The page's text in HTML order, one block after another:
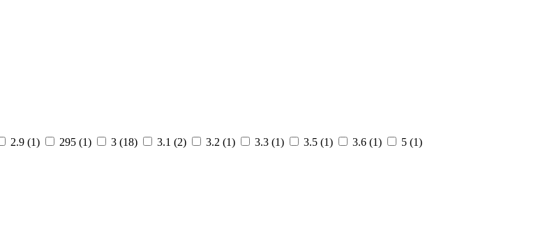
2.9 (1) 295 (1) 3 (18) 3.1 (2) 3.2 (1) 3.3 (1) 3.5 (1) 3.6 (1) 5 (1)